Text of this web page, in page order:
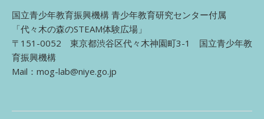
国立青少年教育振興機構 青少年教育研究センター付属
「代々木の森のSTEAM体験広場」
〒151-0052 東京都渋谷区代々木神園町3-1 国立青少年教
育振興機構
Mail： mog-lab@niye.go.jp